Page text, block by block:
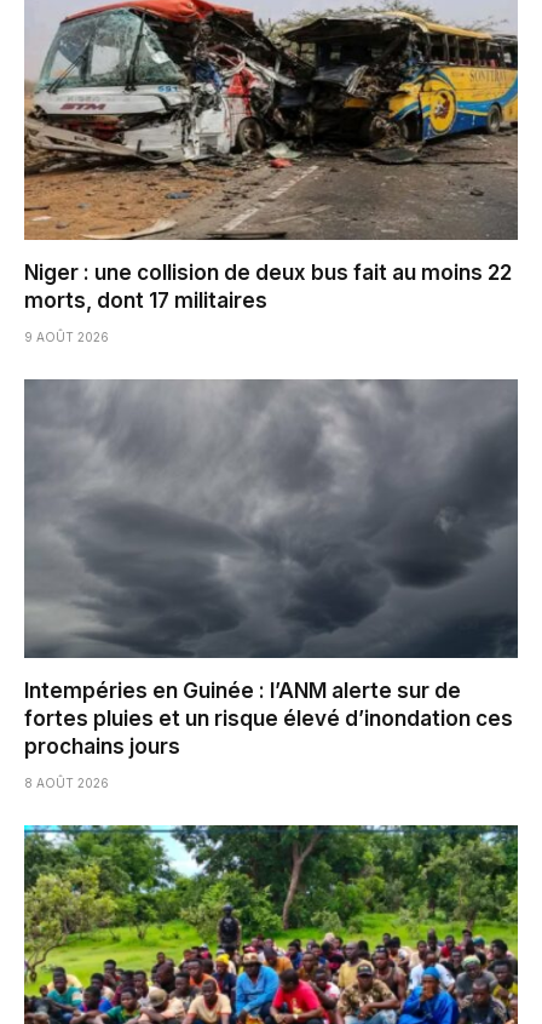
Niger : une collision de deux bus fait au moins 22
morts, dont 17 militaires
9 AOÛT 2026
Intempéries en Guinée : l’ANM alerte sur de
fortes pluies et un risque élevé d’inondation ces
prochains jours
8 AOÛT 2026